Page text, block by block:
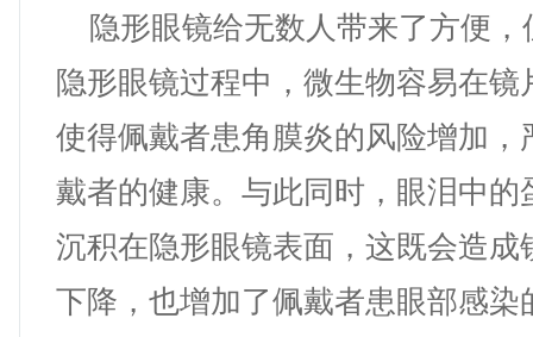
隐形眼镜给无数人带来了方便，
隐形眼镜过程中，微生物容易在镜
使得佩戴者患角膜炎的风险增加，
戴者的健康。与此同时，眼泪中的
沉积在隐形眼镜表面，这既会造成
下降，也增加了佩戴者患眼部感染